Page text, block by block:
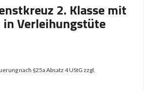
2. Klasse mit
Verleihungstüte
nach §25a Absatz 4 UStG zzgl.